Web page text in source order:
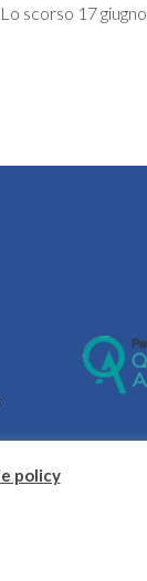
scorso 17 giugno
policy